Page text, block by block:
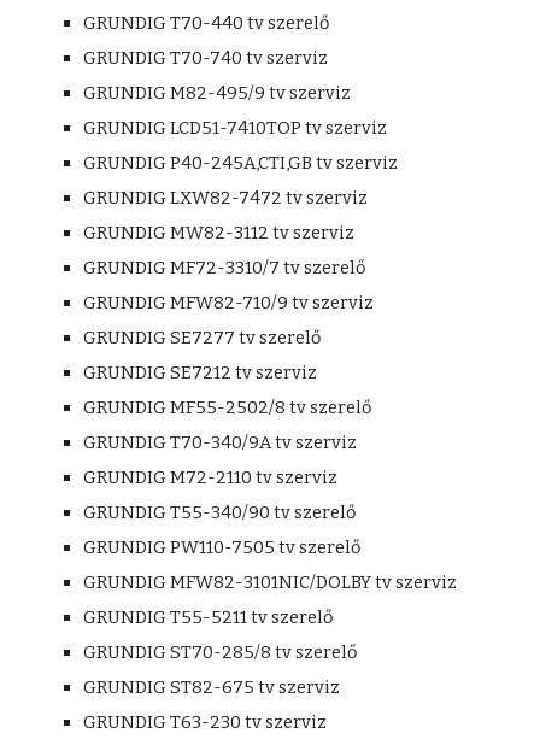
GRUNDIG T70-440 tv szerelő
GRUNDIG T70-740 tv szerviz
GRUNDIG M82-495/9 tv szerviz
GRUNDIG LCD51-7410TOP tv szerviz
GRUNDIG P40-245A,CTI,GB tv szerviz
GRUNDIG LXW82-7472 tv szerviz
GRUNDIG MW82-3112 tv szerviz
GRUNDIG MF72-3310/7 tv szerelő
GRUNDIG MFW82-710/9 tv szerviz
GRUNDIG SE7277 tv szerelő
GRUNDIG SE7212 tv szerviz
GRUNDIG MF55-2502/8 tv szerelő
GRUNDIG T70-340/9A tv szerviz
GRUNDIG M72-2110 tv szerviz
GRUNDIG T55-340/90 tv szerelő
GRUNDIG PW110-7505 tv szerelő
GRUNDIG MFW82-3101NIC/DOLBY tv szerviz
GRUNDIG T55-5211 tv szerelő
GRUNDIG ST70-285/8 tv szerelő
GRUNDIG ST82-675 tv szerviz
GRUNDIG T63-230 tv szerviz